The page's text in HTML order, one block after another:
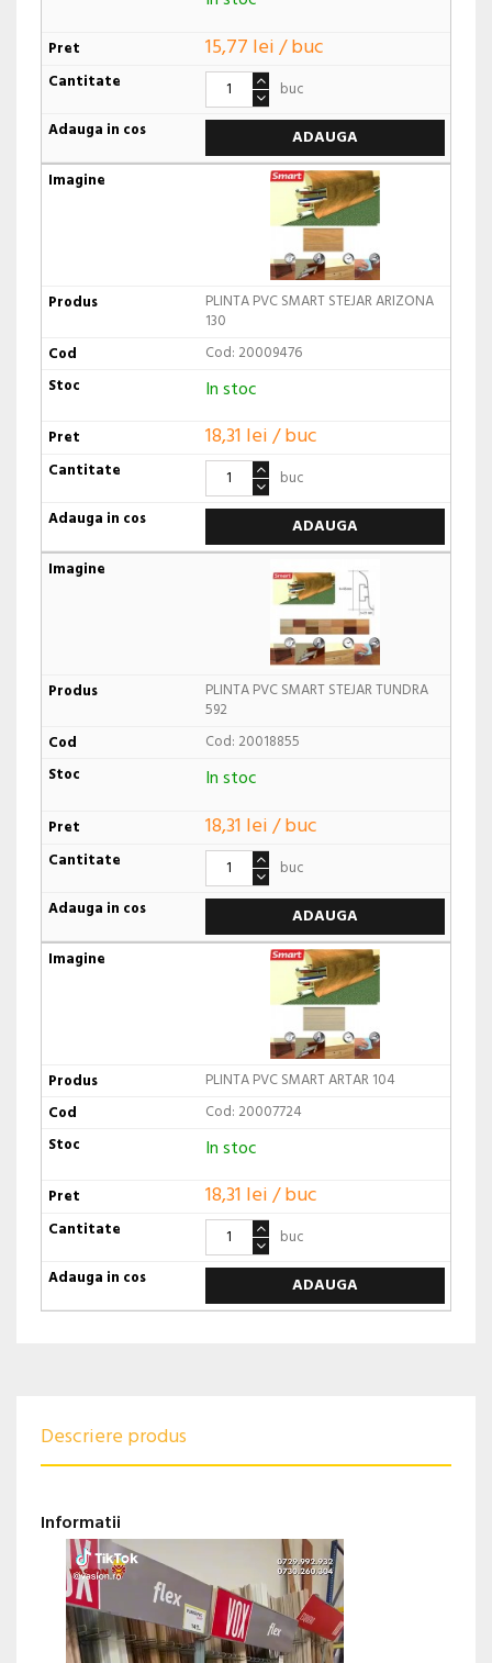
15,77 lei / buc
buc
ADAUGA
PLINTA PVC SMART STEJAR ARIZONA
130
Cod: 20009476
In stoc
18,31 lei / buc
buc
ADAUGA
PLINTA PVC SMART STEJAR TUNDRA
592
Cod: 20018855
In stoc
18,31 lei / buc
buc
ADAUGA
PLINTA PVC SMART ARTAR 104
Cod: 20007724
In stoc
18,31 lei / buc
buc
ADAUGA
Descriere produs
Informatii